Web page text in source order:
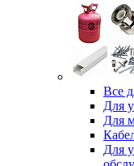
Все
Для
Для
Для